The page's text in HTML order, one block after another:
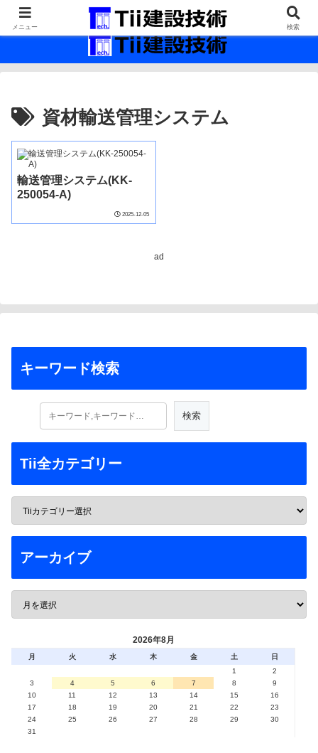
最新の建設技術の情報インフラ。
資材輸送管理システム
輸送管理システム(KK-
250054-A)
2025-12-05
ad
キーワード検索
Tii全カテゴリー
アーカイブ
2026年8月
月 火 水 木 金 土
日
1
2
3
4 5 6 7 8
9
10
11 12 13 14 15
16
17
18 19 20 21 22
23
24
25 26 27 28 29
30
31
メニュー 検索